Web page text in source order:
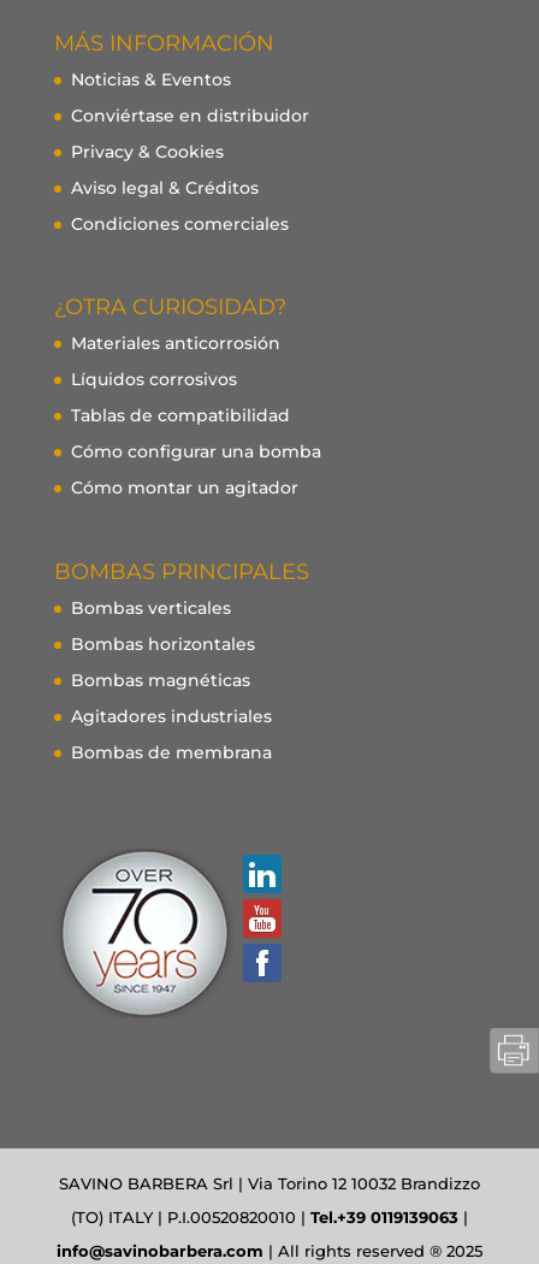
MÁS INFORMACIÓN
Noticias & Eventos
Conviértase en distribuidor
Privacy & Cookies
Aviso legal & Créditos
Condiciones comerciales
¿OTRA CURIOSIDAD?
Materiales anticorrosión
Líquidos corrosivos
Tablas de compatibilidad
Cómo configurar una bomba
Cómo montar un agitador
BOMBAS PRINCIPALES
Bombas verticales
Bombas horizontales
Bombas magnéticas
Agitadores industriales
Bombas de membrana
SAVINO BARBERA Srl | Via Torino 12 10032 Brandizzo
(TO) ITALY | P.I.00520820010 | Tel.+39 0119139063|
info@savinobarbera.com | All rights reserved ® 2025